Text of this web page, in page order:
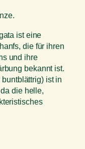
ist eine
die für ihren
und ihre
bekannt ist.
ist in
die helle,